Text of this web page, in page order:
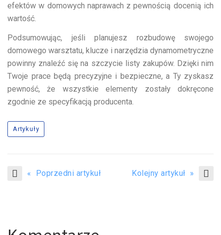
efektów w domowych naprawach z pewnością docenią ich
wartość.
Podsumowując, jeśli planujesz rozbudowę swojego
domowego warsztatu, klucze i narzędzia dynamometryczne
powinny znaleźć się na szczycie listy zakupów. Dzięki nim
Twoje prace będą precyzyjne i bezpieczne, a Ty zyskasz
pewność, że wszystkie elementy zostały dokręcone
zgodnie ze specyfikacją producenta.
Artykuły
« Poprzedni artykuł Kolejny artykuł »